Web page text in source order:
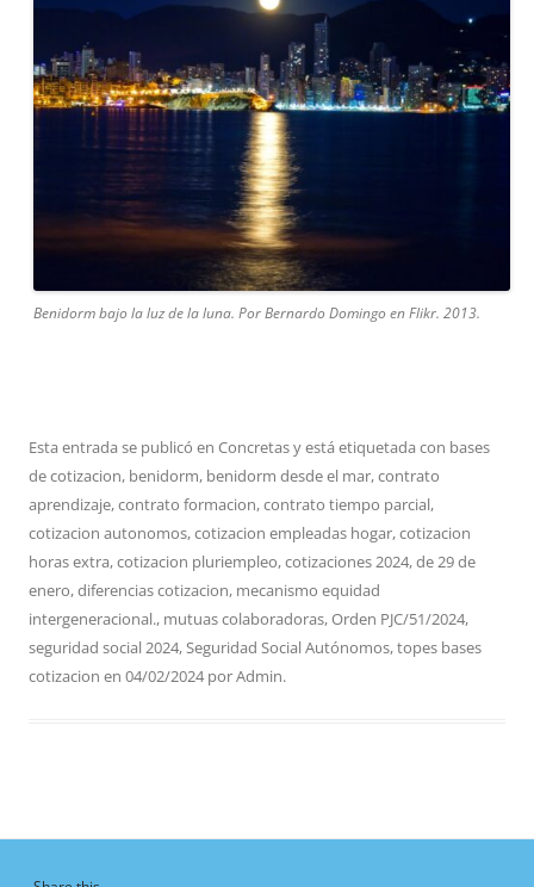
Benidorm bajo la luz de la luna. Por Bernardo Domingo en Flikr. 2013.
Esta entrada se publicó en Concretasy está etiquetada con bases
de cotizacion, benidorm, benidorm desde el mar,contrato
aprendizaje,contrato formacion,contrato tiempo parcial,
cotizacion autonomos,cotizacion empleadas hogar,cotizacion
horas extra,cotizacion pluriempleo,cotizaciones 2024,de 29 de
enero,diferencias cotizacion, mecanismo equidad
intergeneracional., mutuas colaboradoras,Orden PJC/51/2024,
seguridad social 2024,Seguridad Social Autónomos,topes bases
cotizacion en 04/02/2024porAdmin.